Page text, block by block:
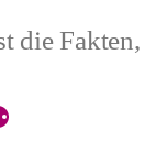
die Fakten,